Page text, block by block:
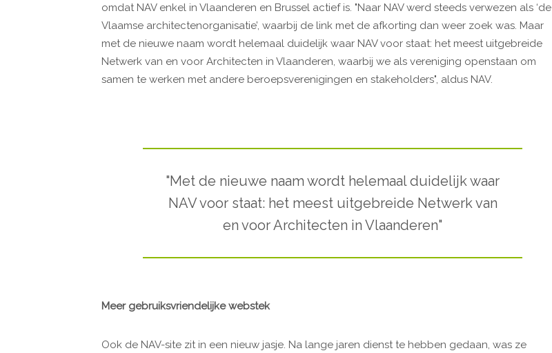
omdat NAV enkel in Vlaanderen en Brussel actief is. "Naar NAV werd steeds verwezen als ‘de
Vlaamse architectenorganisatie’, waarbij de link met de afkorting dan weer zoek was. Maar
met de nieuwe naam wordt helemaal duidelijk waar NAV voor staat: het meest uitgebreide
Netwerk van en voor Architecten in Vlaanderen, waarbij we als vereniging openstaan om
samen te werken met andere beroepsverenigingen en stakeholders", aldus NAV.
"Met de nieuwe naam wordt helemaal duidelijk waar
NAV voor staat: het meest uitgebreide Netwerk van
en voor Architecten in Vlaanderen"
Meer gebruiksvriendelijke webstek
Ook de NAV-site zit in een nieuw jasje. Na lange jaren dienst te hebben gedaan, was ze